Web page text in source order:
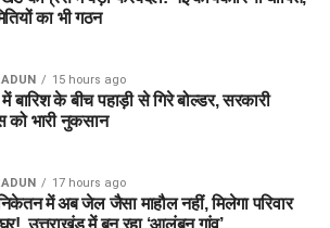
का भी गठन
15 hours ago
बारिश के बीच पहाड़ी से गिरे बोल्डर, सरकारी
को भारी नुकसान
17 hours ago
में अब जेल जैसा माहौल नहीं, मिलेगा परिवार
उत्तराखंड में बन रहा ‘आलंबन गांव’